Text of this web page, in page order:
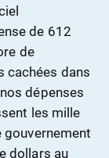
de 612
de
cachées dans
dépenses
les mille
gouvernement
dollars au